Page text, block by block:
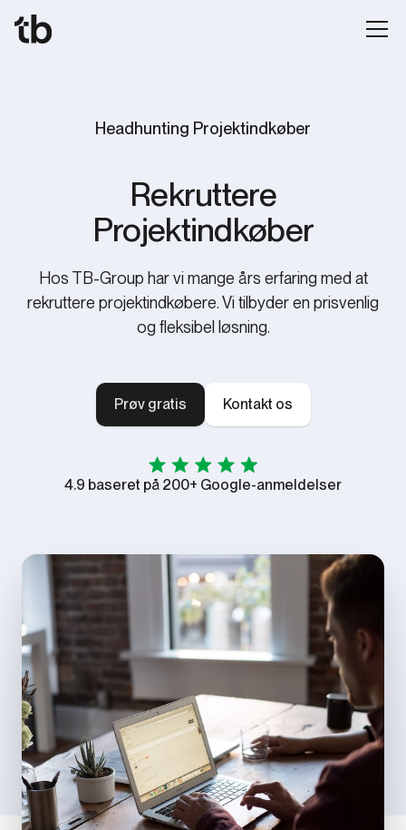
Headhunting Projektindkøber
‍Rekruttere
Projektindkøber
Hos TB-Group har vi mange års erfaring med at
rekruttere projektindkøbere. Vi tilbyder en prisvenlig
og fleksibel løsning.
Prøv gratis Kontakt os
4.9 baseret på 200+ Google-anmeldelser